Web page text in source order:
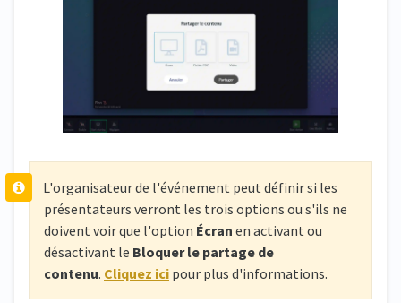
L'organisateur de l'événement peut définir si les
présentateurs verront les trois options ou s'ils ne
doivent voir que l'option Écran en activant ou
désactivant le Bloquer le partage de
contenu. Cliquez ici pour plus d'informations.